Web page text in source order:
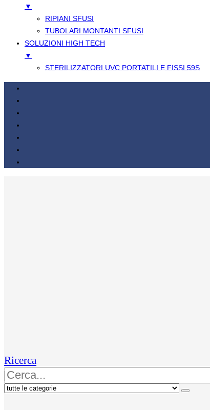
▼
RIPIANI SFUSI
TUBOLARI MONTANTI SFUSI
SOLUZIONI HIGH TECH
▼
STERILIZZATORI UVC PORTATILI E FISSI 59S
Ricerca